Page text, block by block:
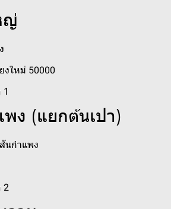
ญ่
งใหม่ 50000
1
ง (แยกต้นเปา)
นกำแพง
2